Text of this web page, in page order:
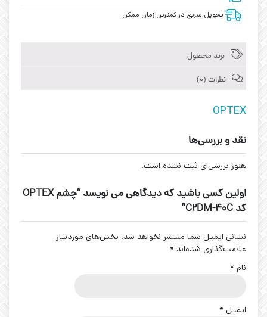
تحویل سریع در کمترین زمان ممکن
برند محصول
نظرات (0)
OPTEX
نقد و بررسی‌ها
هنوز بررسی‌ای ثبت نشده است.
اولین کسی باشید که دیدگاهی می نویسد “چشم OPTEX
کد C2DM-40C”
نشانی ایمیل شما منتشر نخواهد شد. بخش‌های موردنیاز
علامت‌گذاری شده‌اند *
نام *
ایمیل *